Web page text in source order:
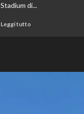
oro
nel
Stadium di...
Leggi tuttoLeggi